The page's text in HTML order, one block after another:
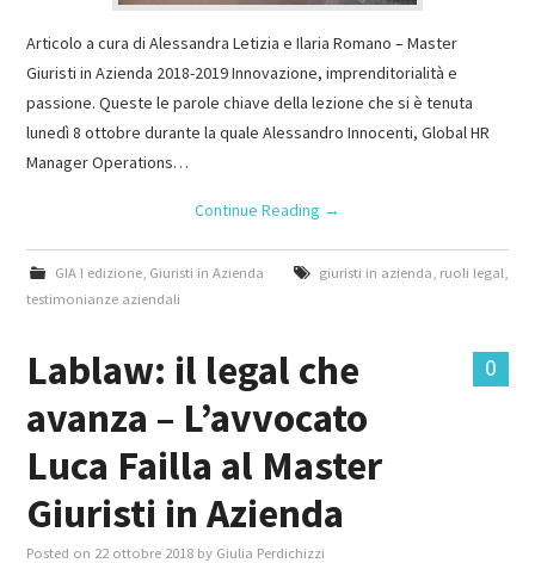
Articolo a cura di Alessandra Letizia e Ilaria Romano – Master
Giuristi in Azienda 2018-2019 Innovazione, imprenditorialità e
passione. Queste le parole chiave della lezione che si è tenuta
lunedì 8 ottobre durante la quale Alessandro Innocenti, Global HR
Manager Operations…
Continue Reading →
GIA I edizione, Giuristi in Azienda giuristi in azienda ruoli legal
testimonianze aziendali
0
Lablaw: il legal che
avanza – L’avvocato
Luca Failla al Master
Giuristi in Azienda
Posted on 22 ottobre 2018 by Giulia Perdichizzi